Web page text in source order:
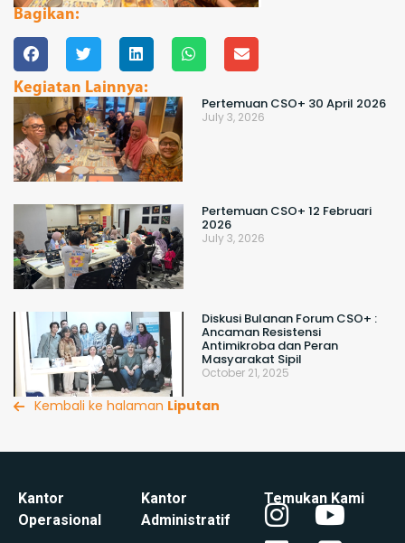
Bagikan:
Kegiatan Lainnya:
Pertemuan CSO+ 30 April 2026
July 3, 2026
Pertemuan CSO+ 12 Februari
2026
July 3, 2026
Diskusi Bulanan Forum CSO+ :
Ancaman Resistensi
Antimikroba dan Peran
Masyarakat Sipil
October 21, 2025
Kembali ke halaman Liputan
Kantor
Operasional
Kantor
Administratif
Temukan Kami